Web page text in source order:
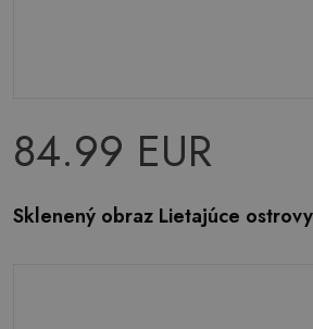
84.99 EUR
Sklenený obraz Lietajúce